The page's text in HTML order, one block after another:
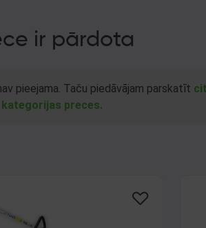
ir pārdota
pieejama. Taču piedāvājam parskatīt
kategorijas preces.